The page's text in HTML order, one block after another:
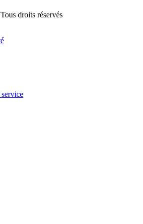
droits réservés